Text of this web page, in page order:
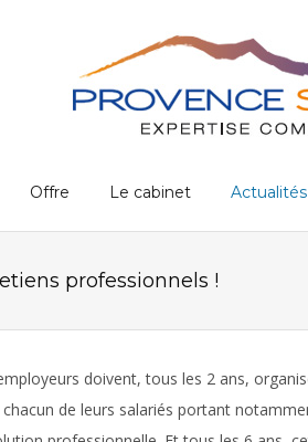
Offre Le cabinet Actualités
professionnels !
doivent, tous les 2 ans,
chacun de leurs salariés portant